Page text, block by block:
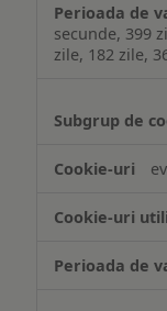
secunde, 399
zile, 182 zile,